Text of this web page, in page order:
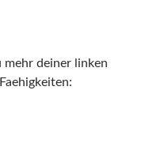
mehr deiner linken